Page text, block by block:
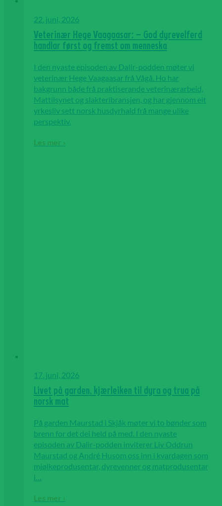
22. juni, 2026
Veterinær Hege Vaagaasar: – God dyrevelferd
handlar først og fremst om menneska
I den nyaste episoden av Dalir-podden møter vi
veterinær Hege Vaagaasar frå Vågå. Ho har
bakgrunn både frå praktiserande veterinærarbeid,
Mattilsynet og slakteribransjen, og har gjennom eit
yrkesliv sett norsk husdyrhald frå mange ulike
perspektiv.
Les mer ›
17. juni, 2026
Livet på garden, kjærleiken til dyra og trua på
norsk mat
På garden Maurstad i Skjåk møter vi to bønder som
brenn for det dei held på med. I den nyaste
episoden av Dalir-podden inviterer Liv Oddrun
Maurstad og André Husom oss inn i kvardagen som
mjølkeprodusentar, dyrevenner og matprodusentar
i…
Les mer ›